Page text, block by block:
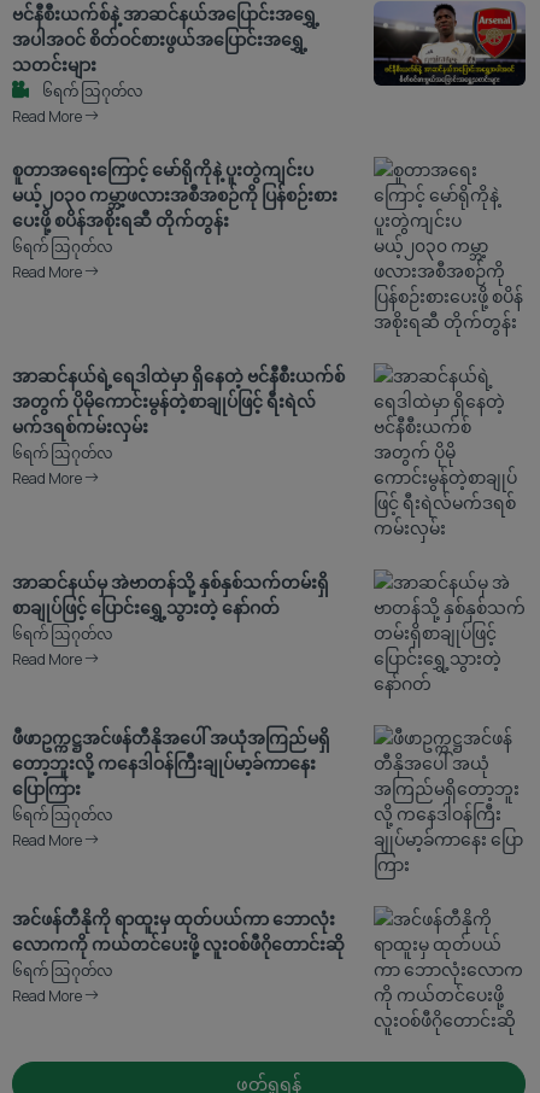
ဗင်နီစီးယက်စ်နဲ့ အာဆင်နယ်အပြောင်းအရွှေ့
အပါအဝင် စိတ်ဝင်စားဖွယ်အပြောင်းအရွှေ့
သတင်းများ
၆ရက် သြဂုတ်လ
Read More
စူတာအရေးကြောင့် မော်ရိုကိုနဲ့ ပူးတွဲကျင်းပ
မယ့်၂၀၃၀ ကမ္ဘာ့ဖလားအစီအစဉ်ကို ပြန်စဉ်းစား
ပေးဖို့ စပိန်အစိုးရဆီ တိုက်တွန်း
၆ရက် သြဂုတ်လ
Read More
အာဆင်နယ်ရဲ့ရေဒါထဲမှာ ရှိနေတဲ့ ဗင်နီစီးယက်စ်
အတွက် ပိုမိုကောင်းမွန်တဲ့စာချုပ်ဖြင့် ရီးရဲလ်
မက်ဒရစ်ကမ်းလှမ်း
၆ရက် သြဂုတ်လ
Read More
အာဆင်နယ်မှ အဲဗာတန်သို့ နှစ်နှစ်သက်တမ်းရှိ
စာချုပ်ဖြင့် ပြောင်းရွှေ့သွားတဲ့ နော်ဂတ်
၆ရက် သြဂုတ်လ
Read More
ဖီဖာဥက္ကဋ္ဌအင်ဖန်တီနိုအပေါ် အယုံအကြည်မရှိ
တော့ဘူးလို့ ကနေဒါဝန်ကြီးချုပ်မာ့ခ်ကာနေး
ပြောကြား
၆ရက် သြဂုတ်လ
Read More
အင်ဖန်တီနိုကို ရာထူးမှ ထုတ်ပယ်ကာ ဘောလုံး
လောကကို ကယ်တင်ပေးဖို့ လူးဝစ်ဖီဂိုတောင်းဆို
၆ရက် သြဂုတ်လ
Read More
ဖတ်ရှုရန်